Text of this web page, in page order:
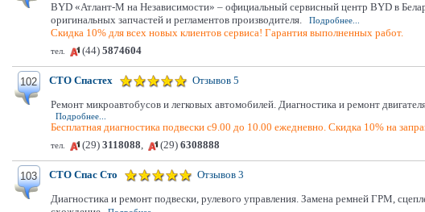
BYD «Атлант-М на Независимости» – официальный сервисный центр BYD в
оригинальных запчастей и регламентов производителя.
Подробнее...
Скидка 10% для всех новых клиентов сервиса! Гарантия выполненных работ.
тел. (44) 5874604
102 СТО Спастех Отзывов 5
Ремонт микроавтобусов и легковых автомобилей. Диагностика и ремонт
Подробнее...
Бесплатная диагностика подвески с9.00 до 10.00 ежедневно. Скидка 10% на
тел. (29) 3118088, (29) 6308888
103 СТО Спас Сто Отзывов 3
Диагностика и ремонт подвески, рулевого управления. Замена ремней ГРМ,